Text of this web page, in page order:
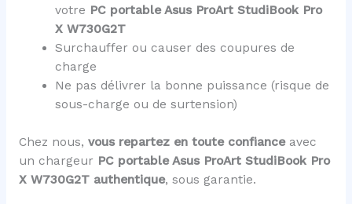
votre PC portable Asus ProArt StudiBook Pro
X W730G2T
Surchauffer ou causer des coupures de
charge
Ne pas délivrer la bonne puissance (risque de
sous-charge ou de surtension)
Chez nous, vous repartez en toute confianceavec
un chargeur PC portable Asus ProArt StudiBook Pro
X W730G2T authentique, sous garantie.